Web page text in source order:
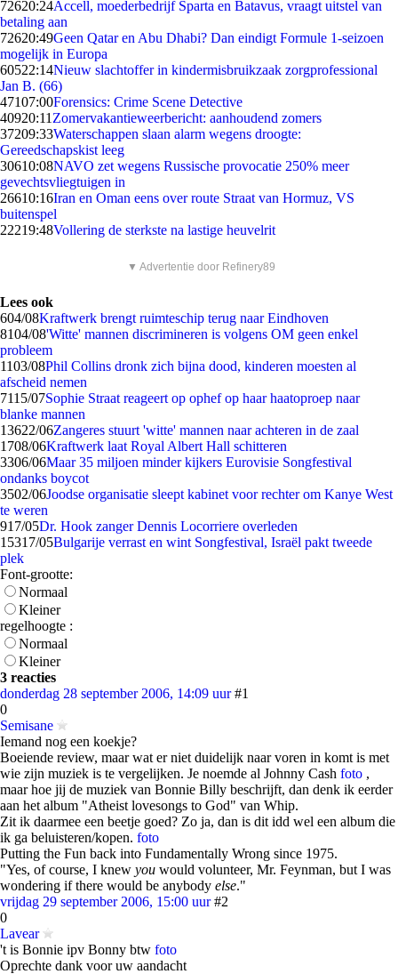
72620:24Accell, moederbedrijf Sparta en Batavus, vraagt uitstel van
betaling aan
72620:49Geen Qatar en Abu Dhabi? Dan eindigt Formule 1-seizoen
mogelijk in Europa
60522:14Nieuw slachtoffer in kindermisbruikzaak zorgprofessional
Jan B. (66)
47107:00Forensics: Crime Scene Detective
40920:11 Zomervakantieweerbericht: aanhoudend zomers
37209:33Waterschappen slaan alarm wegens droogte:
Gereedschapskist leeg
30610:08NAVO zet wegens Russische provocatie 250% meer
gevechtsvliegtuigen in
26610:16Iran en Oman eens over route Straat van Hormuz, VS
buitenspel
22219:48Vollering de sterkste na lastige heuvelrit
▼ Advertentie door Refinery89
Lees ook
604/08Kraftwerk brengt ruimteschip terug naar Eindhoven
8104/08'Witte' mannen discrimineren is volgens OM geen enkel
probleem
1103/08Phil Collins dronk zich bijna dood, kinderen moesten al
afscheid nemen
7115/07Sophie Straat reageert op ophef op haar haatoproep naar
blanke mannen
13622/06Zangeres stuurt 'witte' mannen naar achteren in de zaal
1708/06Kraftwerk laat Royal Albert Hall schitteren
3306/06Maar 35 miljoen minder kijkers Eurovisie Songfestival
ondanks boycot
3502/06Joodse organisatie sleept kabinet voor rechter om Kanye West
te weren
917/05Dr. Hook zanger Dennis Locorriere overleden
15317/05Bulgarije verrast en wint Songfestival, Israël pakt tweede
plek
Font-grootte:
Normaal
Kleiner
regelhoogte :
Normaal
Kleiner
3 reacties
donderdag 28 september 2006, 14:09 uur #1
0
Semisane
Iemand nog een koekje?
Boeiende review, maar wat er niet duidelijk naar voren in komt is met
wie zijn muziek is te vergelijken. Je noemde al Johnny Cash foto ,
maar hoe jij de muziek van Bonnie Billy beschrijft, dan denk ik eerder
aan het album "Atheist lovesongs to God" van Whip.
Zit ik daarmee een beetje goed? Zo ja, dan is dit idd wel een album die
ik ga beluisteren/kopen. foto
Putting the Fun back into Fundamentally Wrong since 1975.
"Yes, of course, I knew you would volunteer, Mr. Feynman, but I was
wondering if there would be anybody else."
vrijdag 29 september 2006, 15:00 uur #2
0
Lavear
't is Bonnie ipv Bonny btw foto
Oprechte dank voor uw aandacht